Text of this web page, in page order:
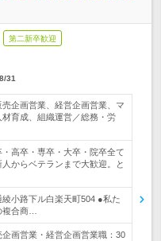
第二新卒歓迎
31
企画営業、経営企画営業、マ
育成、組織運営／総務・労
高卒・専卒・大卒・院卒全て
からベテランまで大歓迎。と
小路下ル白楽天町504 ●私た
合商…
画営業・経営企画営業職：30